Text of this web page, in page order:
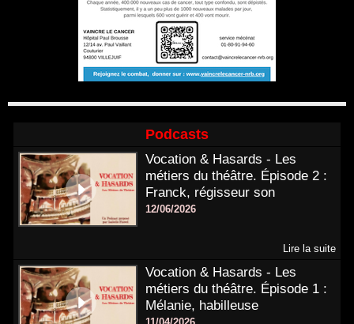
Podcasts
Vocation & Hasards - Les
métiers du théâtre. Épisode 2 :
Franck, régisseur son
12/06/2026
Lire la suite
Vocation & Hasards - Les
métiers du théâtre. Épisode 1 :
Mélanie, habilleuse